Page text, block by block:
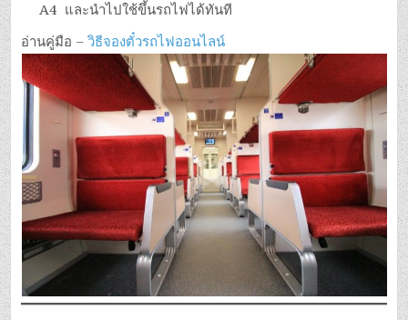
A4 และนำไปใช้ขึ้นรถไฟได้ทันที
อ่านคู่มือ –วิธีจองตั๋วรถไฟออนไลน์